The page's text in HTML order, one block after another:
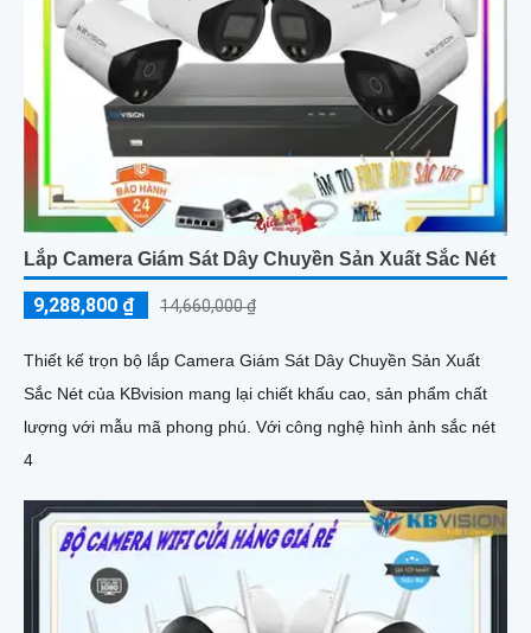
Lắp Camera Giám Sát Dây Chuyền Sản Xuất Sắc Nét
9,288,800 ₫ 14,660,000 ₫
Thiết kế trọn bộ lắp Camera Giám Sát Dây Chuyền Sản Xuất
Sắc Nét của KBvision mang lại chiết khấu cao, sản phẩm chất
lượng với mẫu mã phong phú. Với công nghệ hình ảnh sắc nét
4